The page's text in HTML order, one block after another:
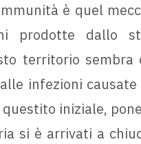
è quel
prodotte dallo
territorio
infezioni
iniziale,
si è arrivati a